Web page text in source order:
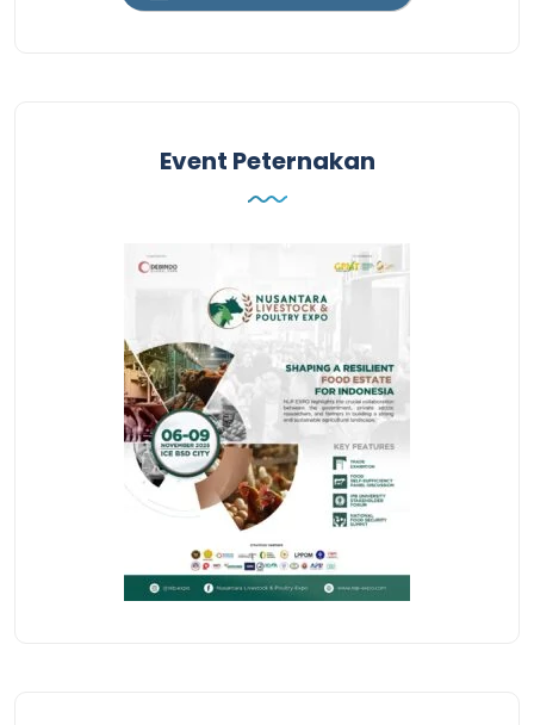
Event Peternakan